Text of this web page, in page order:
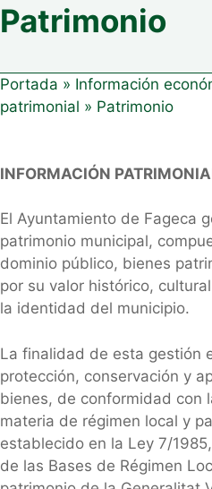
Patrimonio
Portada » Información
patrimonial » Patrimonio
INFORMACIÓN
El Ayuntamiento de Fageca
patrimonio municipal,
dominio público, bienes
por su valor histórico,
la identidad del municipio.
La finalidad de esta gestión
protección, conservación y
bienes, de conformidad con
materia de régimen local y
establecido en la Ley 7/
de las Bases de Régimen